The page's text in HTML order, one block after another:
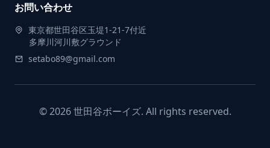
お問い合わせ
東京都世田谷区玉堤1-21-7付近
多摩川河川敷グラウンド
setabo89@gmail.com
© 2026 世田谷ボーイズ. All rights reserved.